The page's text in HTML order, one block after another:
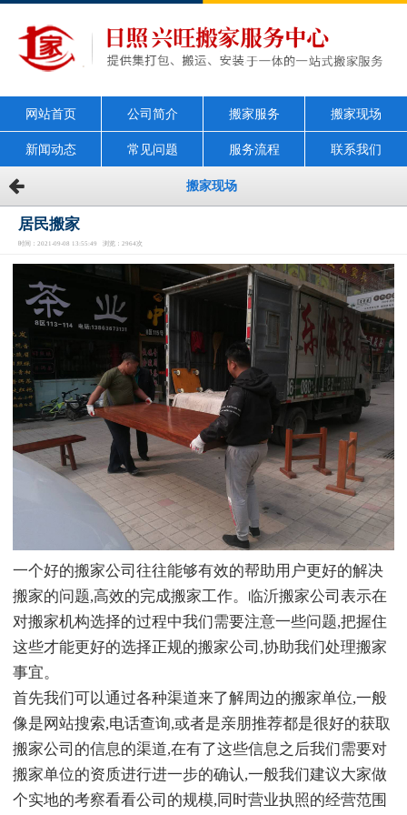
网站首页 公司简介 搬家服务 搬家现场
新闻动态 常见问题 服务流程 联系我们
搬家现场
居民搬家
时间：2021-09-08 13:55:49 浏览：2964次
一个好的搬家公司往往能够有效的帮助用户更好的解决
搬家的问题,高效的完成搬家工作。临沂搬家公司表示在
对搬家机构选择的过程中我们需要注意一些问题,把握住
这些才能更好的选择正规的搬家公司,协助我们处理搬家
事宜。
首先我们可以通过各种渠道来了解周边的搬家单位,一般
像是网站搜索,电话查询,或者是亲朋推荐都是很好的获取
搬家公司的信息的渠道,在有了这些信息之后我们需要对
搬家单位的资质进行进一步的确认,一般我们建议大家做
个实地的考察看看公司的规模,同时营业执照的经营范围